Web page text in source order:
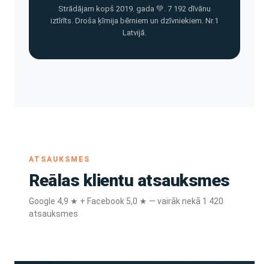
Strādājam kopš 2019. gada 💚. 7 192 dīvānu
iztīrīts. Droša ķīmija bērniem un dzīvniekiem. Nr.1
Latvijā.
ATSAUKSMES
Reālas klientu atsauksmes
Google 4,9 ★ + Facebook 5,0 ★ — vairāk nekā 1 420
atsauksmes